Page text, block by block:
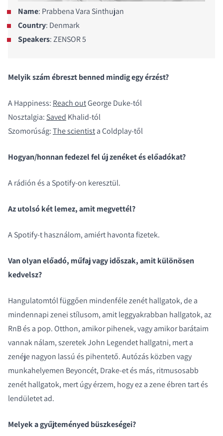
Name: Prabbena Vara Sinthujan
Country: Denmark
Speakers: ZENSOR 5
Melyik szám ébreszt benned mindig egy érzést?
A Happiness: Reach outGeorge Duke-tól
Nosztalgia: Saved Khalid-tól
Szomorúság:The scientista Coldplay-től
Hogyan/honnan fedezel fel új zenéket és előadókat?
A rádión és a Spotify-on keresztül.
Az utolsó két lemez, amit megvettél?
A Spotify-t használom, amiért havonta fizetek.
Van olyan előadó, műfaj vagy időszak, amit különösen
kedvelsz?
Hangulatomtól függően mindenféle zenét hallgatok, de a
mindennapi zenei stílusom, amit leggyakrabban hallgatok, az
RnB és a pop. Otthon, amikor pihenek, vagy amikor barátaim
vannak nálam, szeretek John Legendet hallgatni, mert a
zenéje nagyon lassú és pihentető. Autózás közben vagy
munkahelyemen Beyoncét, Drake-et és más, ritmusosabb
zenét hallgatok, mert úgy érzem, hogy ez a zene ébren tart és
lendületet ad.
Melyek a gyűjteményed büszkeségei?